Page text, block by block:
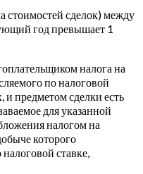
стоимостей сделок) между
год превышает 1
налога на
по налоговой
и предметом сделки есть
для указанной
налогом на
которого
ставке,